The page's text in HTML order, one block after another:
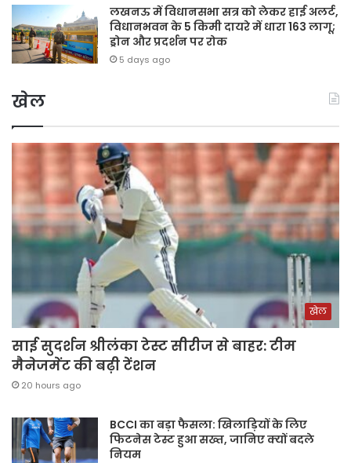
लखनऊ में विधानसभा सत्र को लेकर हाई अलर्ट,
विधानभवन के 5 किमी दायरे में धारा 163 लागू;
ड्रोन और प्रदर्शन पर रोक
5 days ago
खेल
खेल
साई सुदर्शन श्रीलंका टेस्ट सीरीज से बाहर: टीम
मैनेजमेंट की बढ़ी टेंशन
20 hours ago
BCCI का बड़ा फैसला: खिलाड़ियों के लिए
फिटनेस टेस्ट हुआ सख्त, जानिए क्यों बदले
नियम